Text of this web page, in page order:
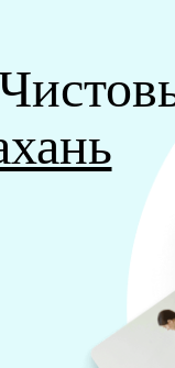
возрасте от 24 до 40
проверку в
наши